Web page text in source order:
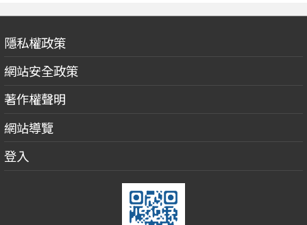
隱私權政策
網站安全政策
著作權聲明
網站導覽
登入